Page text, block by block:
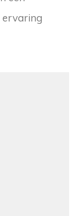
ervaring